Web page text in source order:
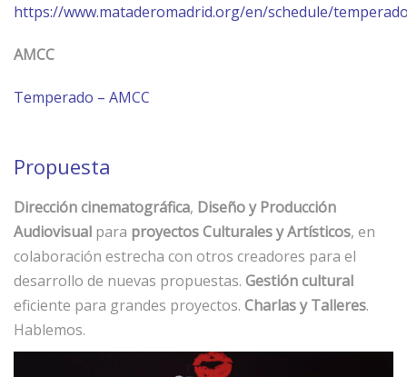
https://www.mataderomadrid.org/en/schedule/
AMCC
Temperado – AMCC
Propuesta
Dirección cinematográfica, Diseño y Producción
Audiovisual para proyectos Culturales y Artísticos, en
colaboración estrecha con otros creadores para el
desarrollo de nuevas propuestas. Gestión cultural
eficiente para grandes proyectos. Charlas y Talleres.
Hablemos.